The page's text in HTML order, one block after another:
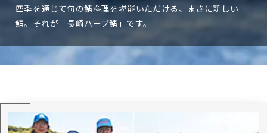
四季を通じて旬の鯖料理を堪能いただける、まさに新しい
鯖。それが「長崎ハーブ鯖」です。